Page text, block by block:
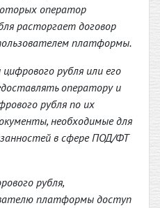
оператор
расторгает договор
платформы.
рубля или его
оператору и
рубля по их
необходимые для
в сфере ПОД/ФТ
рубля,
платформы доступ